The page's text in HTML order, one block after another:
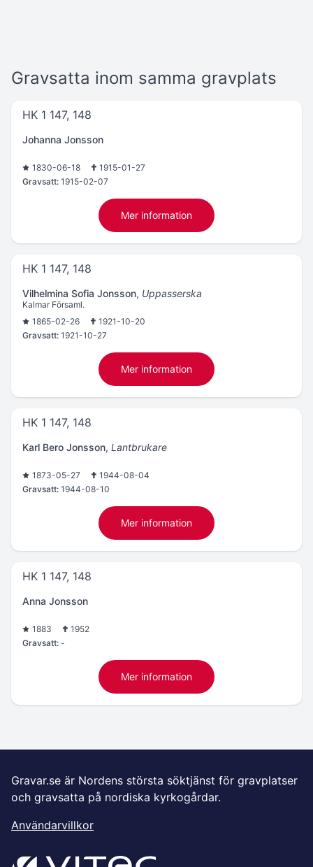
Gravsatta inom samma gravplats
HK 1 147, 148
Johanna Jonsson
1830-06-18
1915-01-27
Gravsatt: 1915-02-07
Mer information
HK 1 147, 148
Vilhelmina Sofia Jonsson, Uppasserska
Kalmar Församl.
1865-02-26
1921-10-20
Gravsatt: 1921-10-27
Mer information
HK 1 147, 148
Karl Bero Jonsson, Lantbrukare
1873-05-27
1944-08-04
Gravsatt: 1944-08-10
Mer information
HK 1 147, 148
Anna Jonsson
1883
1952
Gravsatt: -
Mer information
Gravar.se är Nordens största söktjänst för gravplatser
och gravsatta på nordiska kyrkogårdar.
Användarvillkor